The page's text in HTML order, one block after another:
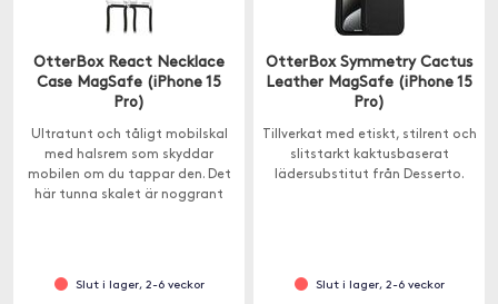
OtterBox React Necklace
Case MagSafe (iPhone 15
Pro)
Ultratunt och tåligt mobilskal
med halsrem som skyddar
mobilen om du tappar den. Det
här tunna skalet är noggrant
Slut i lager, 2-6 veckor
OtterBox Symmetry Cactus
Leather MagSafe (iPhone 15
Pro)
Tillverkat med etiskt, stilrent och
slitstarkt kaktusbaserat
lädersubstitut från Desserto.
Slut i lager, 2-6 veckor